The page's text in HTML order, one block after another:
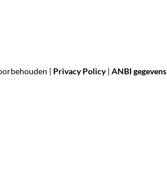
| Privacy Policy|ANBI gegevens